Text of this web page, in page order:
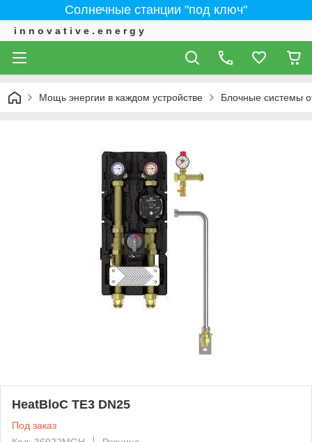
Солнечные станции "под ключ"
i n n o v a t i v e . e n e r g y
Мощь энергии в каждом устройстве Блочные системы
HeatBloC TE3 DN25
Под заказ